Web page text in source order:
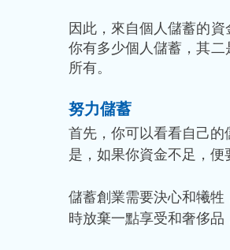
因此，來自個人儲蓄的
你有多少個人儲蓄，其
所有。
努力儲蓄
首先，你可以看看自己
是，如果你資金不足，
儲蓄創業需要決心和犧
時放棄一點享受和奢侈